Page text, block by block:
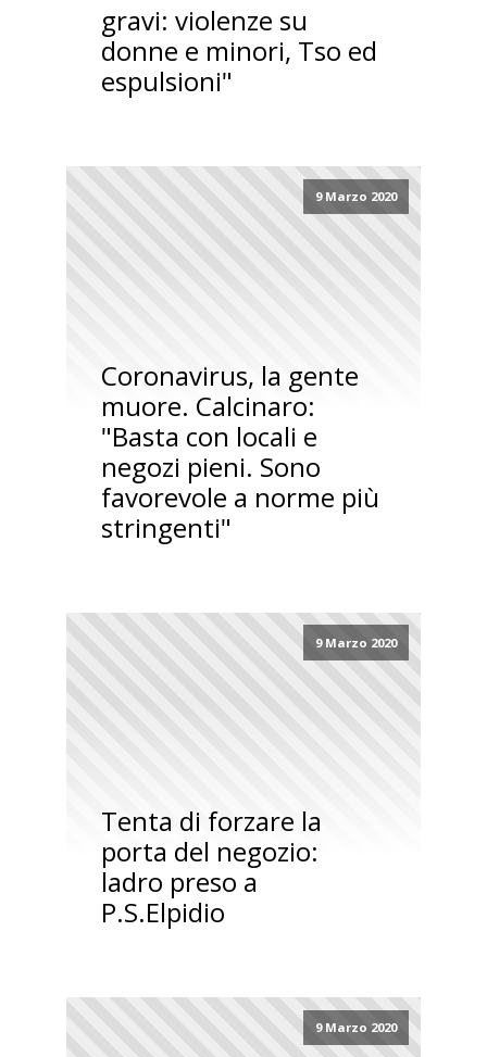
gravi: violenze su
donne e minori, Tso ed
espulsioni"
9 Marzo 2020
Coronavirus, la gente
muore. Calcinaro:
"Basta con locali e
negozi pieni. Sono
favorevole a norme più
stringenti"
9 Marzo 2020
Tenta di forzare la
porta del negozio:
ladro preso a
P.S.Elpidio
9 Marzo 2020